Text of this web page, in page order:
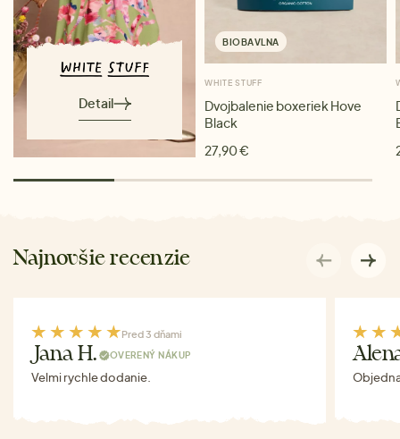
Detail
BIOBAVLNA
WHITE STUFF
Dvojbalenie boxeriek Hove
Black
27,90 €
Najnovšie recenzie
Pred 3 dňami
Jana H. OVERENÝ NÁKUP
Velmi rychle dodanie.